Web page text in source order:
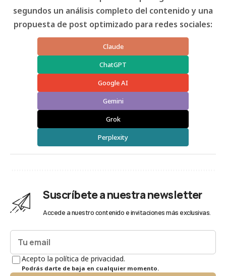
segundos un análisis completo del contenido y una
propuesta de post optimizado para redes sociales:
Claude
ChatGPT
Google AI
Gemini
Grok
Perplexity
Suscríbete a nuestra newsletter
Accede a nuestro contenido e invitaciones más exclusivas.
Acepto la política de privacidad.
Podrás darte de baja en cualquier momento.